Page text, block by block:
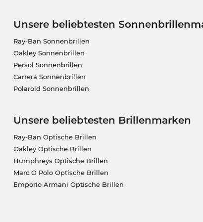
Unsere beliebtesten
Ray-Ban Sonnenbrillen
Oakley Sonnenbrillen
Persol Sonnenbrillen
Carrera Sonnenbrillen
Polaroid Sonnenbrillen
Unsere beliebtesten Brillenmarken
Ray-Ban Optische Brillen
Oakley Optische Brillen
Humphreys Optische Brillen
Marc O Polo Optische Brillen
Emporio Armani Optische Brillen